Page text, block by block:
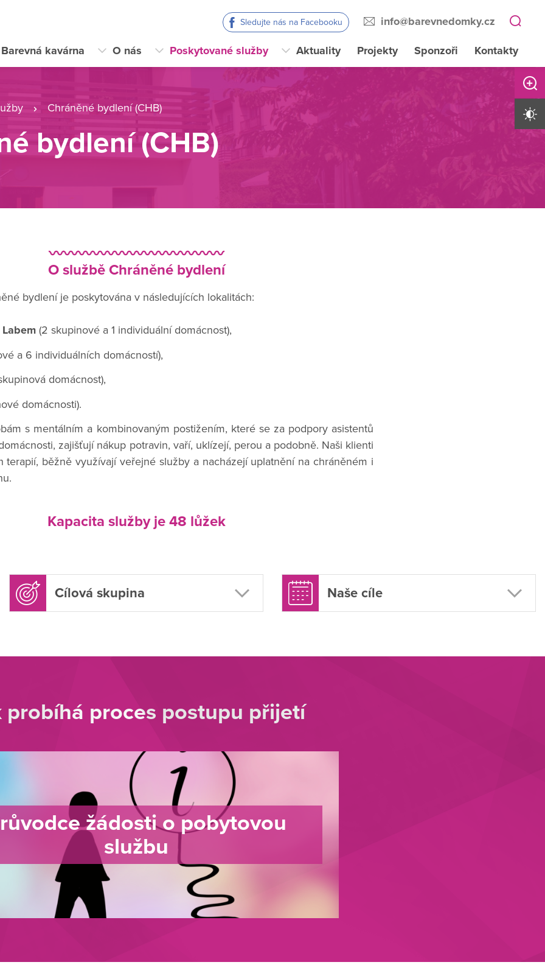
Sledujte nás na Facebooku info@barevnedomky.cz
Barevná kavárna O nás Poskytované služby Aktuality Projekty Sponzoři Kontakty
Chráněné bydlení (CHB)
bydlení (CHB)
〰️〰️〰️〰️〰️〰️〰️〰️〰️〰️〰️〰️
O službě Chráněné bydlení
bydlení je poskytována v následujících lokalitách:
(2 skupinové a 1 individuální domácnost),
a 6 individuálních domácností),
domácnost),
domácnosti).
s mentálním a kombinovaným postižením, které se za podpory asistentů
zajišťují nákup potravin, vaří, uklízejí, perou a podobně. Naši klienti
terapií, běžně využívají veřejné služby a nacházejí uplatnění na chráněném i
Kapacita služby je 48 lůžek
Cílová skupina Naše cíle
probíhá proces postupu přijetí
žádosti o pobytovou
službu